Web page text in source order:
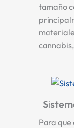
tamaño
Para que